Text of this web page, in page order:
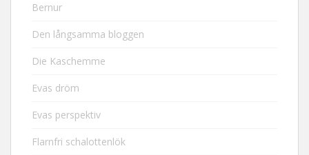
Bernur
Den långsamma bloggen
Die Kaschemme
Evas dröm
Evas perspektiv
Flarnfri schalottenlök